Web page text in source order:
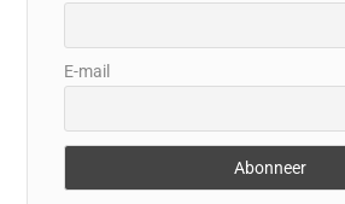
E-mail